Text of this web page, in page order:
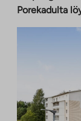
Porekadulta